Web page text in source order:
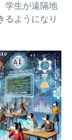
学生が遠隔地
るようになり